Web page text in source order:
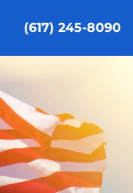
(617) 245-8090